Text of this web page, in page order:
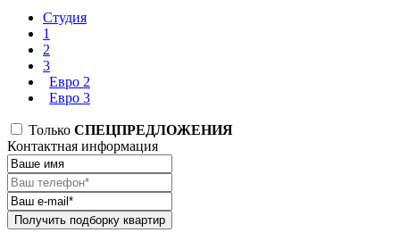
Студия
1
2
3
Евро 2
Евро 3
Только СПЕЦПРЕДЛОЖЕНИЯ
Контактная информация
Получить подборку квартир